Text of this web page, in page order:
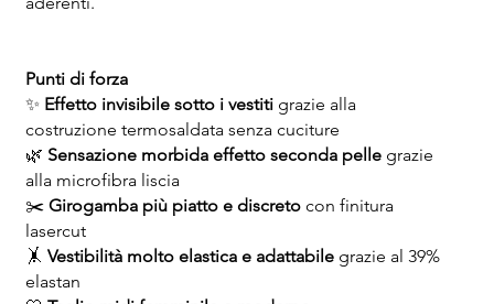
Punti di forza
✨ Effetto invisibile sotto i vestitigrazie alla
costruzione termosaldata senza cuciture
🌿 Sensazione morbida effetto seconda pellegrazie
alla microfibra liscia
✂️ Girogamba più piatto e discretocon finitura
lasercut
🤸 Vestibilità molto elastica e adattabilegrazie al 39%
elastan